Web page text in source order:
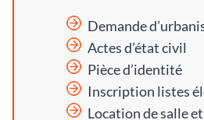
Demande
Actes d’état civil
Pièce d’identité
Inscription listes
Location de salle